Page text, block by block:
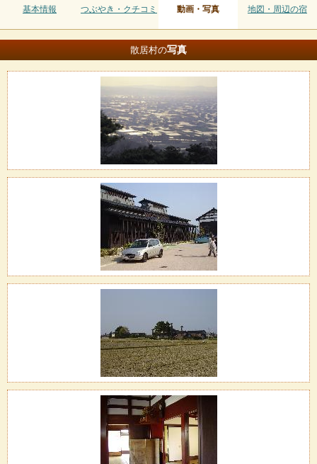
基本情報 つぶやき・クチコミ 動画・写真 地図・周辺の宿
散居村の写真